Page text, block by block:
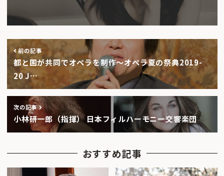
前の記事
都と国が共同でオペラを制作〜オペラ夏の祭典2019-
20 J…
次の記事
小林研一郎（指揮） 日本フィルハーモニー交響楽団
おすすめ記事